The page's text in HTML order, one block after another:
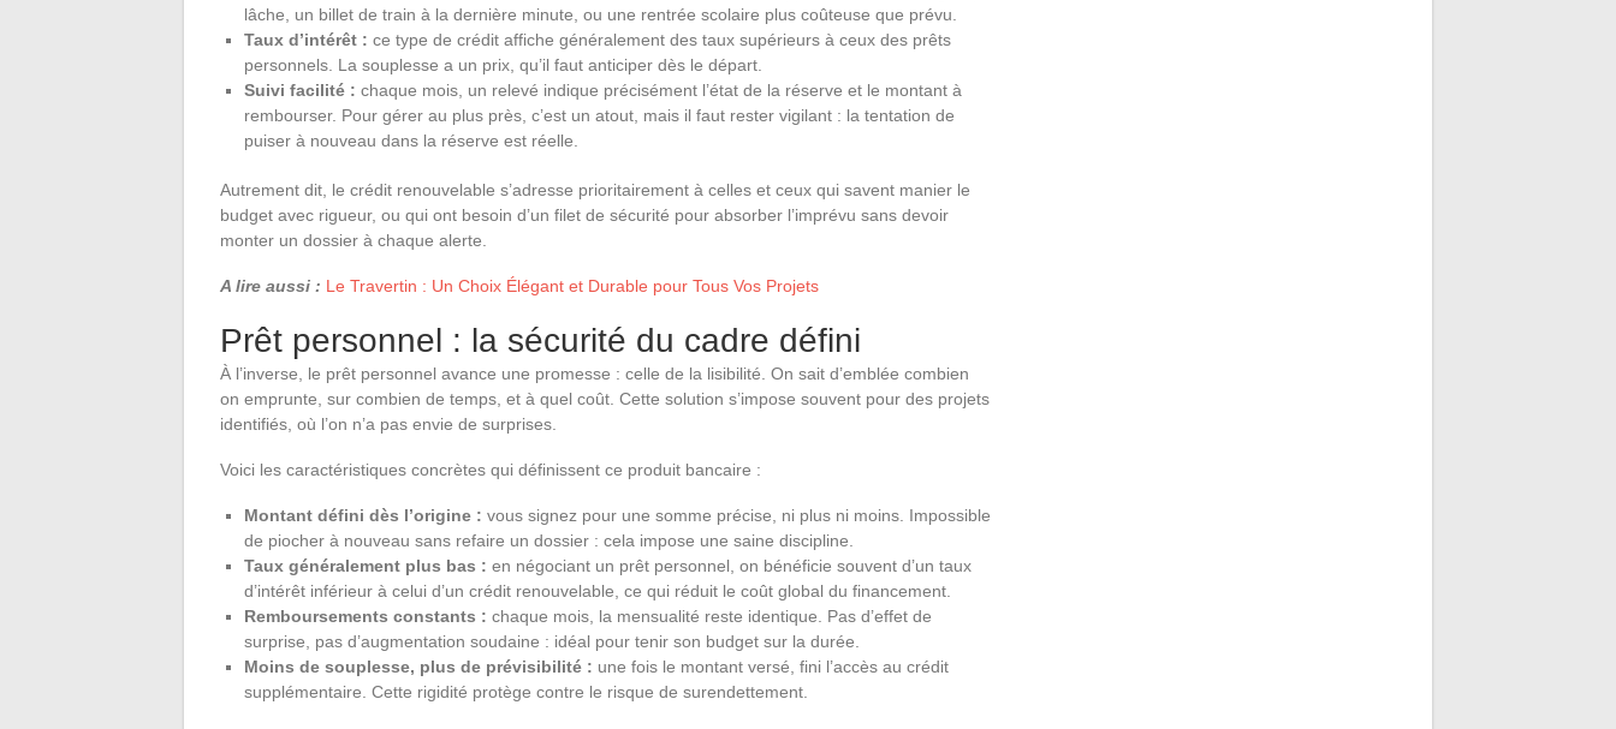
lâche, un billet de train à la dernière minute, ou une rentrée scolaire plus coûteuse que prévu.
Taux d’intérêt : ce type de crédit affiche généralement des taux supérieurs à ceux des prêts
personnels. La souplesse a un prix, qu’il faut anticiper dès le départ.
Suivi facilité : chaque mois, un relevé indique précisément l’état de la réserve et le montant à
rembourser. Pour gérer au plus près, c’est un atout, mais il faut rester vigilant : la tentation de
puiser à nouveau dans la réserve est réelle.
Autrement dit, le crédit renouvelable s’adresse prioritairement à celles et ceux qui savent manier le
budget avec rigueur, ou qui ont besoin d’un filet de sécurité pour absorber l’imprévu sans devoir
monter un dossier à chaque alerte.
A lire aussi : Le Travertin : Un Choix Élégant et Durable pour Tous Vos Projets
Prêt personnel : la sécurité du cadre défini
À l’inverse, le prêt personnel avance une promesse : celle de la lisibilité. On sait d’emblée combien
on emprunte, sur combien de temps, et à quel coût. Cette solution s’impose souvent pour des projets
identifiés, où l’on n’a pas envie de surprises.
Voici les caractéristiques concrètes qui définissent ce produit bancaire :
Montant défini dès l’origine : vous signez pour une somme précise, ni plus ni moins. Impossible
de piocher à nouveau sans refaire un dossier : cela impose une saine discipline.
Taux généralement plus bas : en négociant un prêt personnel, on bénéficie souvent d’un taux
d’intérêt inférieur à celui d’un crédit renouvelable, ce qui réduit le coût global du financement.
Remboursements constants : chaque mois, la mensualité reste identique. Pas d’effet de
surprise, pas d’augmentation soudaine : idéal pour tenir son budget sur la durée.
Moins de souplesse, plus de prévisibilité : une fois le montant versé, fini l’accès au crédit
supplémentaire. Cette rigidité protège contre le risque de surendettement.